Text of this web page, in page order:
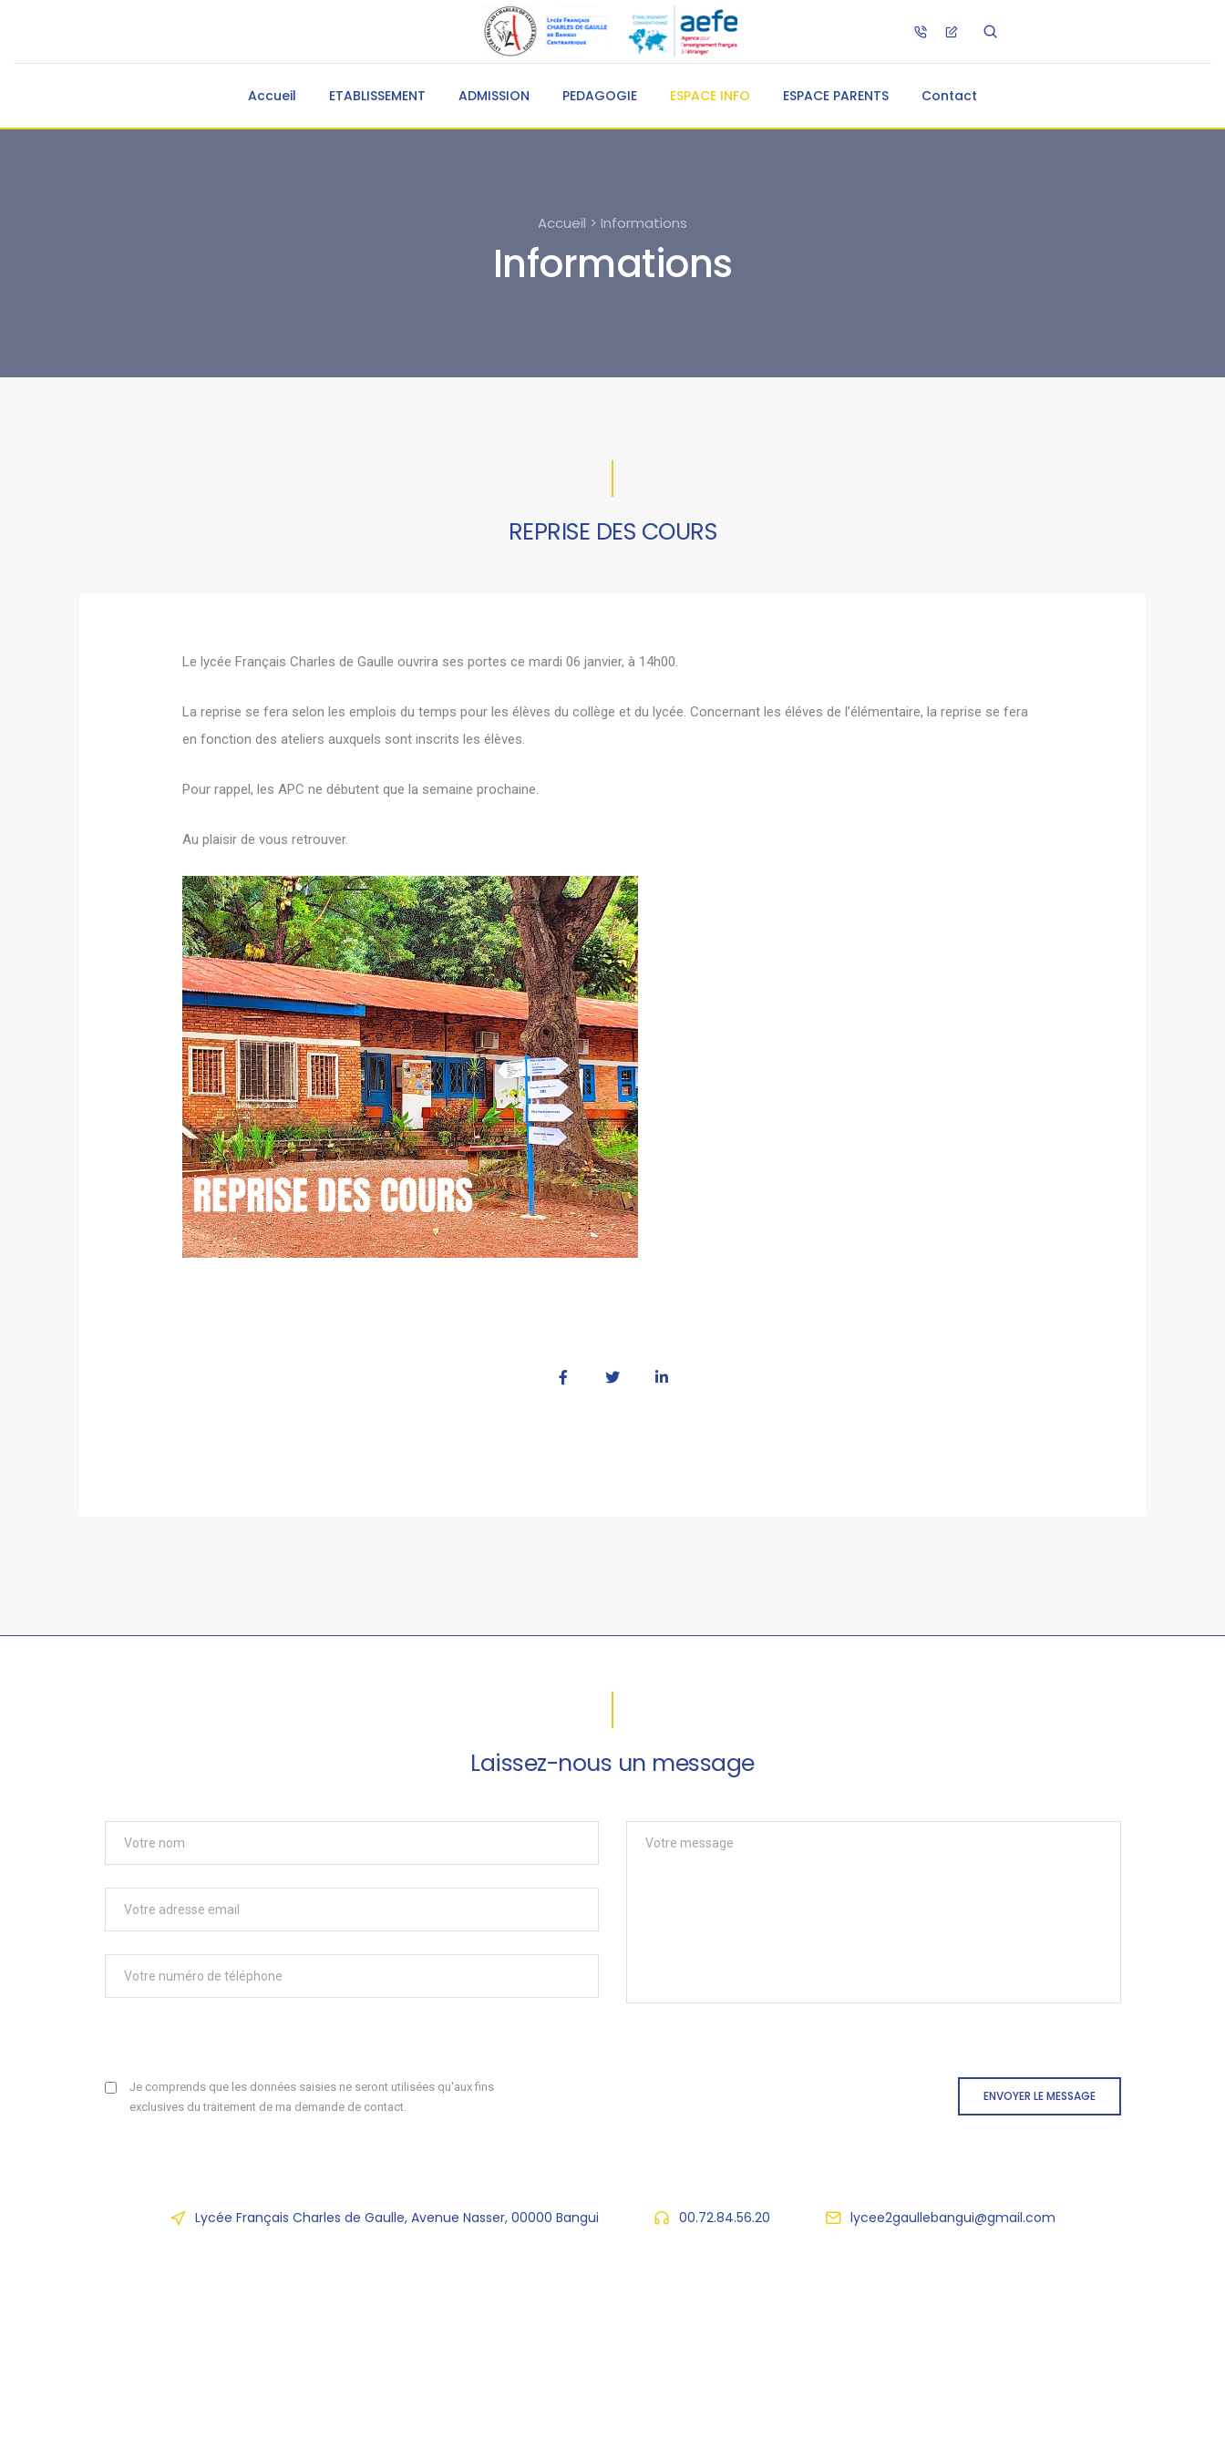
Accueil ETABLISSEMENT ADMISSION PEDAGOGIE ESPACE INFO ESPACE PARENTS Contact
Accueil > Informations
Informations
REPRISE DES COURS
Le lycée Français Charles de Gaulle ouvrira ses portes ce mardi 06 janvier, à 14h00.
La reprise se fera selon les emplois du temps pour les élèves du collège et du lycée. Concernant les éléves de l’élémentaire, la reprise se fera
en fonction des ateliers auxquels sont inscrits les élèves.
Pour rappel, les APC ne débutent que la semaine prochaine.
Au plaisir de vous retrouver.
Laissez-nous un message
Je comprends que les données saisies ne seront utilisées qu'aux fins
exclusives du traitement de ma demande de contact.
ENVOYER LE MESSAGE
Lycée Français Charles de Gaulle, Avenue Nasser, 00000 Bangui 00.72.84.56.20 lycee2gaullebangui@gmail.com